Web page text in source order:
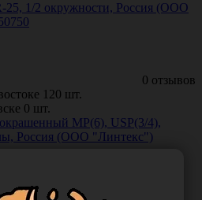
25, 1/2 окружности, Россия (ООО
0 отзывов
120 шт.
0 шт.
МР(6), USP(3/4),
Россия (ООО "Линтекс")